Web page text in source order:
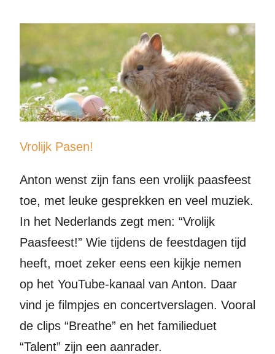
Vrolijk Pasen!
Anton wenst zijn fans een vrolijk paasfeest
toe, met leuke gesprekken en veel muziek.
In het Nederlands zegt men: “Vrolijk
Paasfeest!” Wie tijdens de feestdagen tijd
heeft, moet zeker eens een kijkje nemen
op het YouTube-kanaal van Anton. Daar
vind je filmpjes en concertverslagen. Vooral
de clips “Breathe” en het familieduet
“Talent” zijn een aanrader.